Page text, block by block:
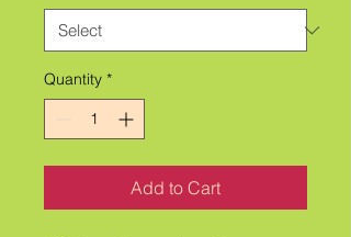
Quantity *
Add to Cart